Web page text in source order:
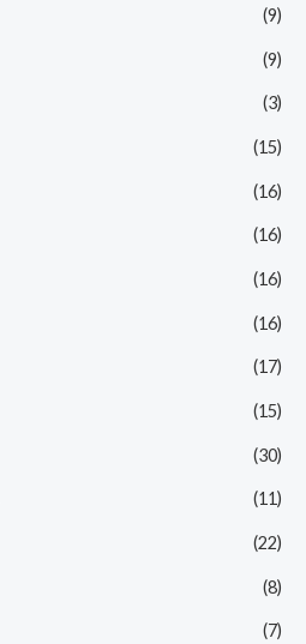
(9)
(9)
(3)
(15)
(16)
(16)
(16)
(16)
(17)
(15)
(30)
(11)
(22)
(8)
(7)